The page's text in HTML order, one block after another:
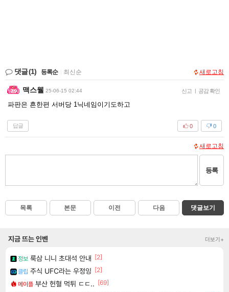
댓글(1) 등록순 최신순 새로고침
맥스웰 25-06-15 02:44 신고 | 공감 확인
파판은 흔한편 서버당 1닉네임이기도하고
답글 0
0
새로고침
등록
목록 본문 이전 다음 댓글보기
지금 뜨는 인벤 더보기+
정보 룩삼 니니 초대석 안내 [2]
클립 주식 UFC라는 우정잉 [2]
메이플 부산 헌혈 먹튀 ㄷㄷ.. [69]